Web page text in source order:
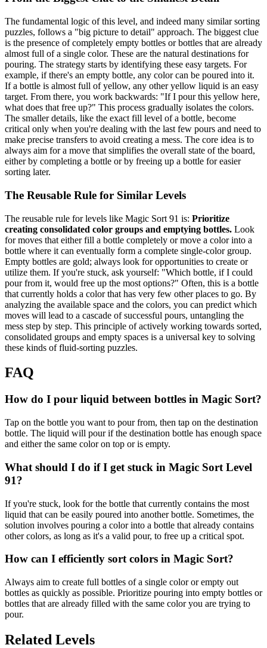
The fundamental logic of this level, and indeed many similar sorting
puzzles, follows a "big picture to detail" approach. The biggest clue
is the presence of completely empty bottles or bottles that are already
almost full of a single color. These are the natural destinations for
pouring. The strategy starts by identifying these easy targets. For
example, if there's an empty bottle, any color can be poured into it.
If a bottle is almost full of yellow, any other yellow liquid is an easy
target. From there, you work backwards: "If I pour this yellow here,
what does that free up?" This process gradually isolates the colors.
The smaller details, like the exact fill level of a bottle, become
critical only when you're dealing with the last few pours and need to
make precise transfers to avoid creating a mess. The core idea is to
always aim for a move that simplifies the overall state of the board,
either by completing a bottle or by freeing up a bottle for easier
sorting later.
The Reusable Rule for Similar Levels
The reusable rule for levels like Magic Sort 91 is: Prioritize
creating consolidated color groups and emptying bottles. Look
for moves that either fill a bottle completely or move a color into a
bottle where it can eventually form a complete single-color group.
Empty bottles are gold; always look for opportunities to create or
utilize them. If you're stuck, ask yourself: "Which bottle, if I could
pour from it, would free up the most options?" Often, this is a bottle
that currently holds a color that has very few other places to go. By
analyzing the available space and the colors, you can predict which
moves will lead to a cascade of successful pours, untangling the
mess step by step. This principle of actively working towards sorted,
consolidated groups and empty spaces is a universal key to solving
these kinds of fluid-sorting puzzles.
FAQ
How do I pour liquid between bottles in Magic Sort?
Tap on the bottle you want to pour from, then tap on the destination
bottle. The liquid will pour if the destination bottle has enough space
and either the same color on top or is empty.
What should I do if I get stuck in Magic Sort Level
91?
If you're stuck, look for the bottle that currently contains the most
liquid that can be easily poured into another bottle. Sometimes, the
solution involves pouring a color into a bottle that already contains
other colors, as long as it's a valid pour, to free up a critical spot.
How can I efficiently sort colors in Magic Sort?
Always aim to create full bottles of a single color or empty out
bottles as quickly as possible. Prioritize pouring into empty bottles or
bottles that are already filled with the same color you are trying to
pour.
Related Levels